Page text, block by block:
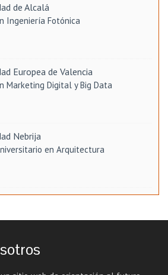
de Alcalá
Ingeniería Fotónica
Europea de Valencia
Marketing Digital y Big Data
Nebrija
en Arquitectura